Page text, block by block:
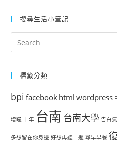
搜尋生活小筆記
標籤分類
bpi facebook html wordpress
增瞳 十年 台南 台南大學 告白
多想留在你身邊 好想再聽一遍 尋早早餐